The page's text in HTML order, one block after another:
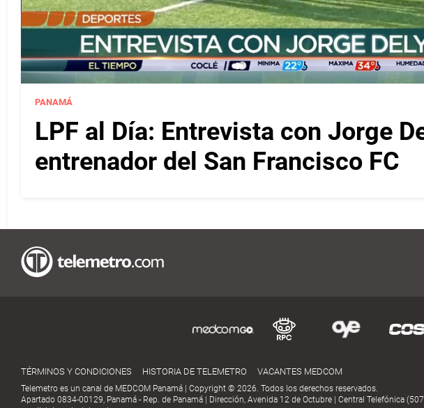
PANAMÁ
LPF al Día: Entrevista con Jorge
entrenador del San Francisco FC
TÉRMINOS Y CONDICIONES HISTORIA DE TELEMETRO VACANTES MEDCOM
Telemetro es un canal de MEDCOM Panamá | Copyright © 2026. Todos los derechos reservados.
Apartado 0834-00129, Panamá - Rep. de Panamá | Dirección, Avenida 12 de Octubre | Central Telefónica